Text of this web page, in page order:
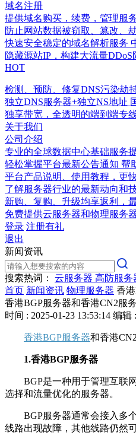
域名注册
提供域名购买，续费，管理服
防止网站数据被窃取、篡改、
快速安全稳定的域名解析服务
隐藏源站IP，构建大流量DDoS
HOT
检测、预防、修复DNS污染劫
独立DNS服务器+独立NS地址
独享带宽，全透明的端到端专
关于我们
公司介绍
专业的全球数据中心基础服务
轻松掌握平台最新公告通知 帮
平台产品说明、使用教程，更
了解服务器行业的最新动向和
新购、复购、升级均享返利，
免费提供云服务器和物理服务
登录 注册有礼
退出
新闻资讯
搜索热词： 云服务器 高防服务
首页 新闻资讯 物理服务器 香
香港BGP服务器和香港CN2服
时间 : 2025-01-23 13:53:14 编辑
香港BGP服务器和香港
1.香港BGP服务器
BGP是一种用于管理互联网
选择和流量优化的服务器。
BGP服务器通常会接入多个
线路出现故障，其他线路仍然